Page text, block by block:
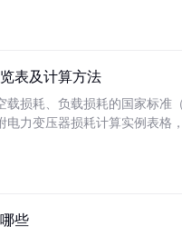
表及计算方法
损耗、负载损耗的国家标准
力变压器损耗计算实例表格
些